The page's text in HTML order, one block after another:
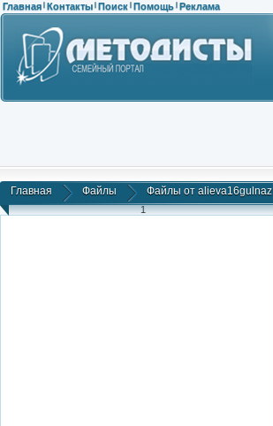
Главная | Контакты | Поиск | Помощь | Реклама
Главная Файлы Файлы от alieva16gulnaz
1